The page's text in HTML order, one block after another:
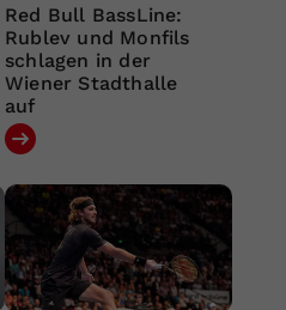
Red Bull BassLine:
Rublev und Monfils
schlagen in der
Wiener Stadthalle
auf